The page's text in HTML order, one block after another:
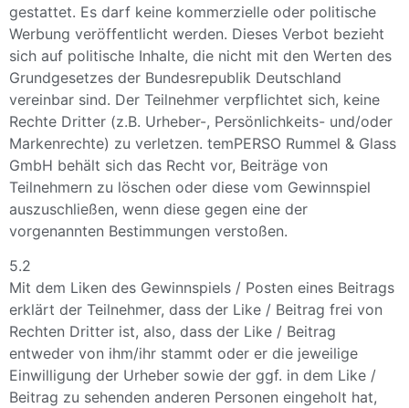
gestattet. Es darf keine kommerzielle oder politische
Werbung veröffentlicht werden. Dieses Verbot bezieht
sich auf politische Inhalte, die nicht mit den Werten des
Grundgesetzes der Bundesrepublik Deutschland
vereinbar sind. Der Teilnehmer verpflichtet sich, keine
Rechte Dritter (z.B. Urheber-, Persönlichkeits- und/oder
Markenrechte) zu verletzen. temPERSO Rummel & Glass
GmbH behält sich das Recht vor, Beiträge von
Teilnehmern zu löschen oder diese vom Gewinnspiel
auszuschließen, wenn diese gegen eine der
vorgenannten Bestimmungen verstoßen.
5.2
Mit dem Liken des Gewinnspiels / Posten eines Beitrags
erklärt der Teilnehmer, dass der Like / Beitrag frei von
Rechten Dritter ist, also, dass der Like / Beitrag
entweder von ihm/ihr stammt oder er die jeweilige
Einwilligung der Urheber sowie der ggf. in dem Like /
Beitrag zu sehenden anderen Personen eingeholt hat,